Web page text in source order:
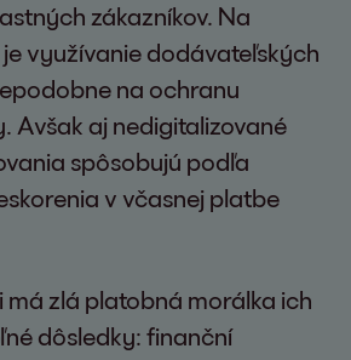
zákazníkov. Na
využívanie dodávateľských
na ochranu
Avšak aj nedigitalizované
spôsobujú podľa
v včasnej platbe
má zlá platobná morálka ich
dôsledky: finanční